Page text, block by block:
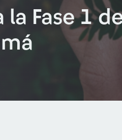
la Fase 1